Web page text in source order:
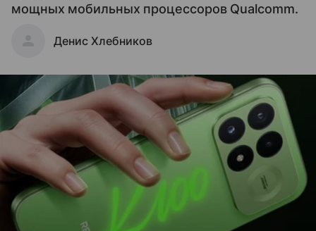
мощных мобильных процессоров Qualcomm.
Денис Хлебников